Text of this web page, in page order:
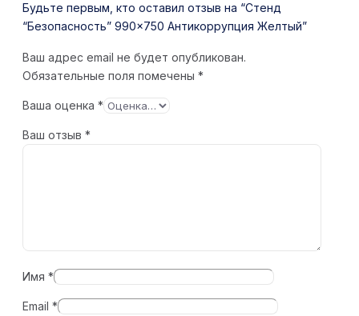
Будьте первым, кто оставил отзыв на “Стенд
“Безопасность” 990×750 Антикоррупция Желтый”
Ваш адрес email не будет опубликован.
Обязательные поля помечены *
Ваша оценка *
Ваш отзыв *
Имя *
Email *